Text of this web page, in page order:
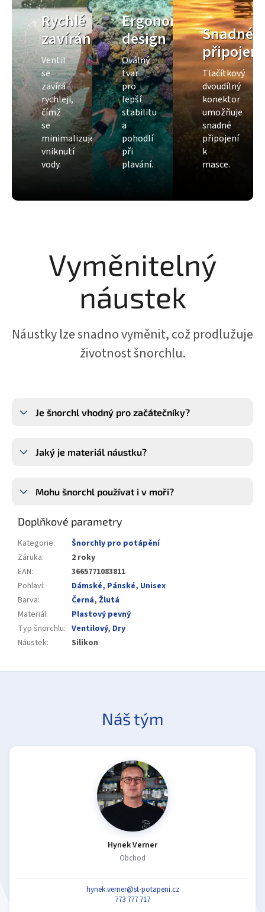
Rychlé
zavírání
Ventil
se
zavírá
rychleji,
čímž
se
minimalizuje
vniknutí
vody.
Ergonomický
design
Oválný
tvar
pro
lepší
stabilitu
a
pohodlí
při
plavání.
Snadné
připojení
Tlačítkový
dvoudílný
konektor
umožňuje
snadné
připojení
k
masce.
Vyměnitelný
náustek
Náustky lze snadno vyměnit, což prodlužuje
životnost šnorchlu.
Je šnorchl vhodný pro začátečníky?
Jaký je materiál náustku?
Mohu šnorchl používat i v moři?
Doplňkové parametry
Kategorie:
Šnorchly pro potápění
Záruka:
2 roky
EAN:
3665771083811
Pohlaví: Dámské, Pánské, Unisex
Barva: Černá, Žlutá
Materiál:
Plastový pevný
Typ šnorchlu: Ventilový, Dry
Náustek: Silikon
Náš tým
Hynek Verner
Obchod
hynek.verner@st-potapeni.cz
773 777 717